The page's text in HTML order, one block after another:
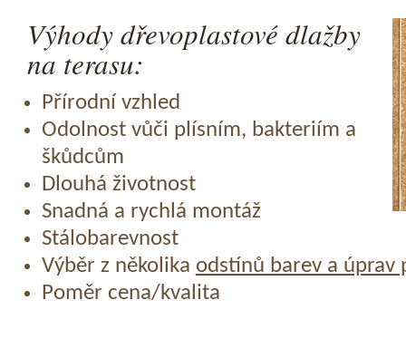
Výhody dřevoplastové dlažby
na terasu:
Přírodní vzhled
Odolnost vůči plísním, bakteriím a
škůdcům
Dlouhá životnost
Snadná a rychlá montáž
Stálobarevnost
Výběr z několika odstínů barev a úprav
Poměr cena/kvalita